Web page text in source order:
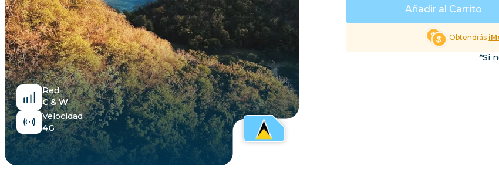
Explorar Todos
Red
C & W
Velocidad
4G
Añadir al Carrito
Obtendrás
*Si